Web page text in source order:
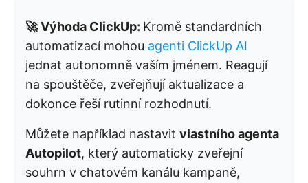
🚀 Výhoda ClickUp: Kromě standardních
automatizací mohou agenti ClickUp AI
jednat autonomně vaším jménem. Reagují
na spouštěče, zveřejňují aktualizace a
dokonce řeší rutinní rozhodnutí.
Můžete například nastavit vlastního agenta
Autopilot, který automaticky zveřejní
souhrn v chatovém kanálu kampaně,